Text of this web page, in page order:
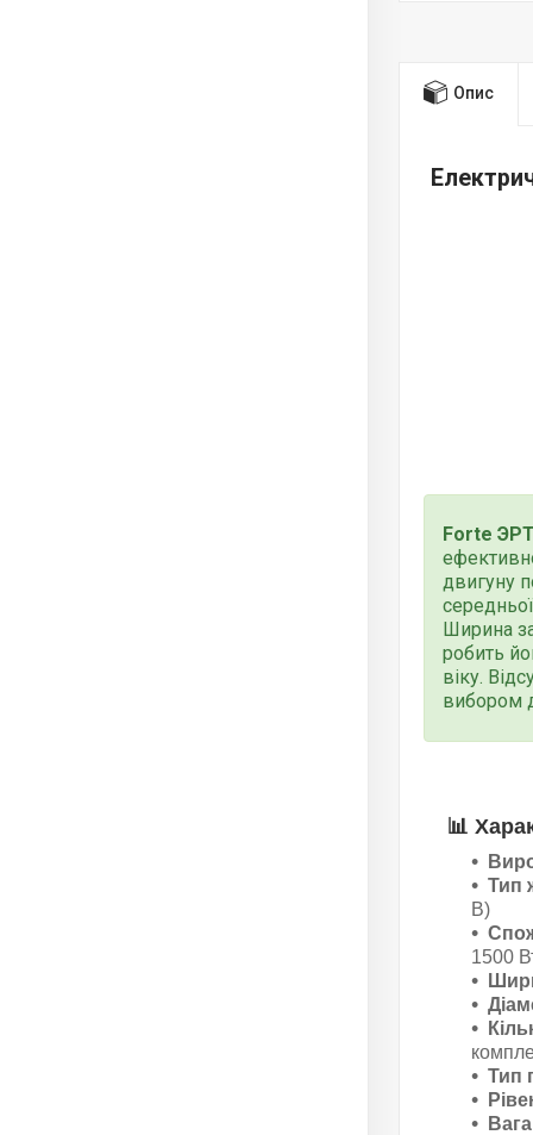
Опис
Forte
двигуну
Ширина
робить
віку.
вибором
📊
Тип
В)
1500
Тип